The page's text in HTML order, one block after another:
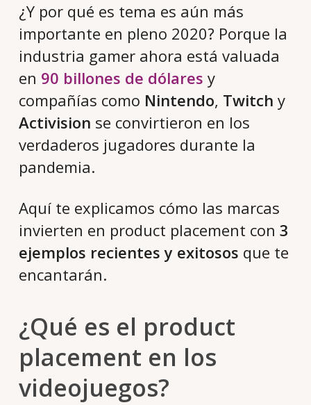
¿Y por qué es tema es aún más
importante en pleno 2020? Porque la
industria gamer ahora está valuada
en 90 billones de dólares y
compañías como Nintendo, Twitch y
Activision se convirtieron en los
verdaderos jugadores durante la
pandemia.
Aquí te explicamos cómo las marcas
invierten en product placement con 3
ejemplos recientes y exitosos que te
encantarán.
¿Qué es el product
placement en los
videojuegos?